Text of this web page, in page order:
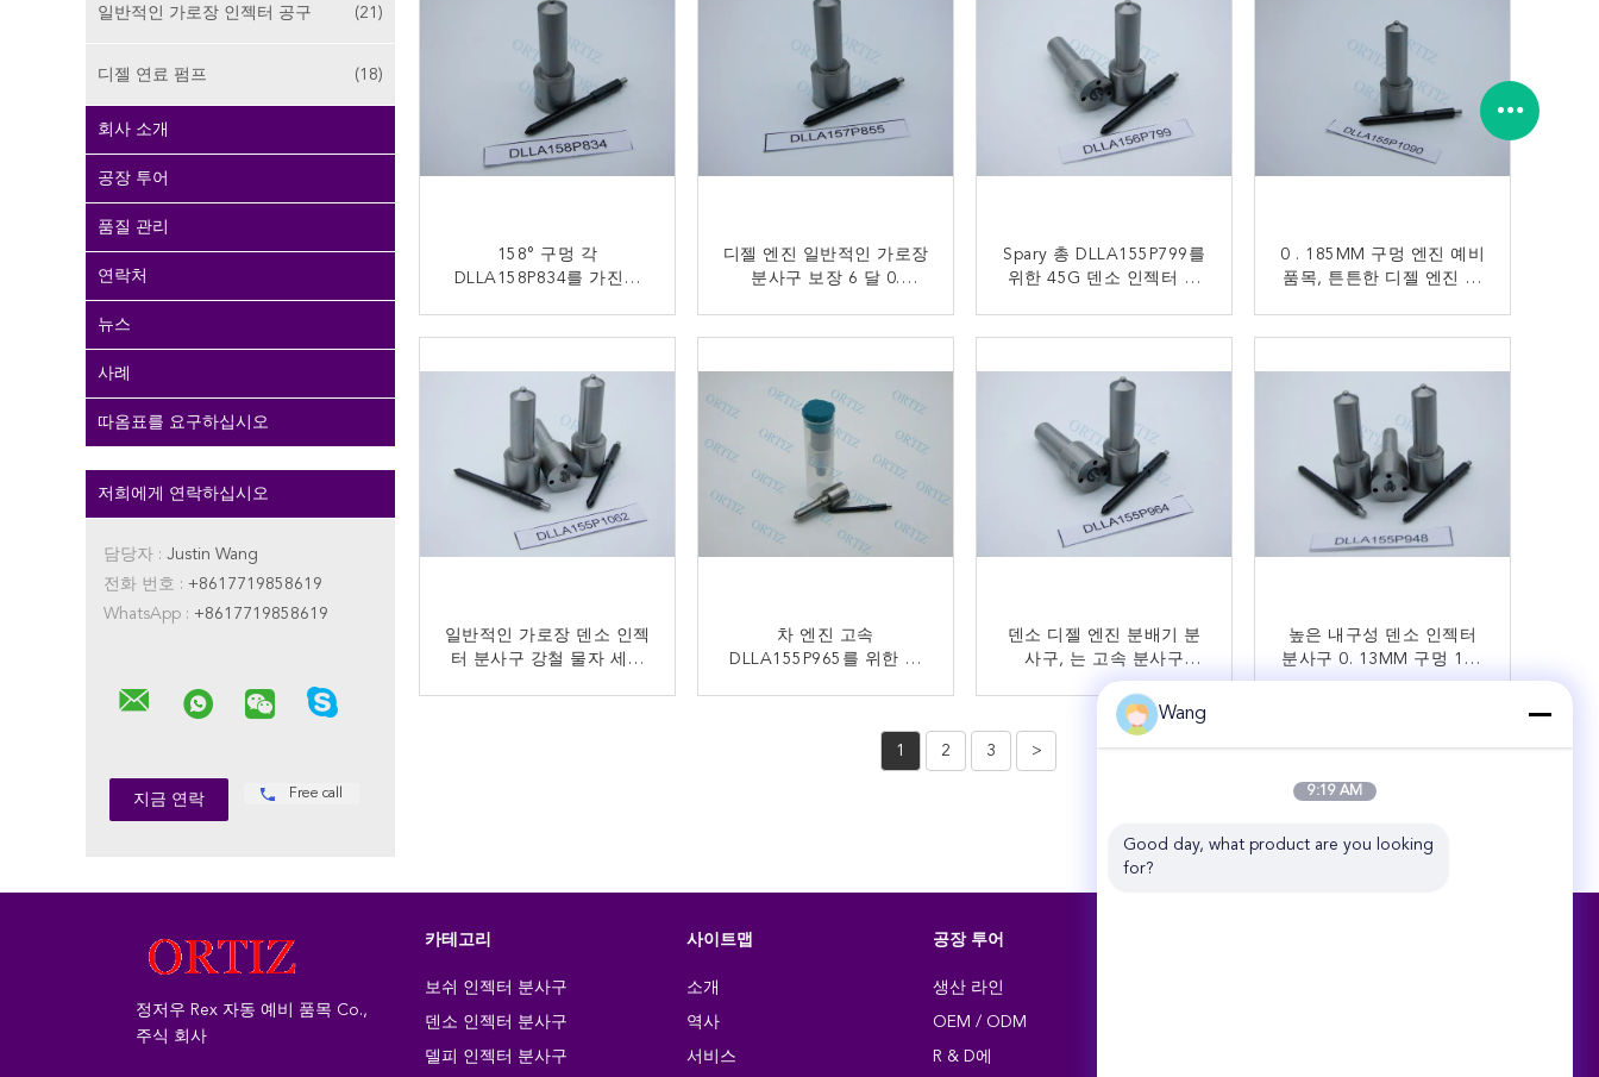
일반적인 가로장 인젝터 공구 (21)
디젤 연료 펌프 (18)
회사 소개
공장 투어
품질 관리
연락처
뉴스
사례
따옴표를 요구하십시오
저희에게 연락하십시오
담당자 : Justin Wang
전화 번호 : +8617719858619
WhatsApp : +8617719858619
Free call
158° 구멍 각
DLLA158P834를 가진은
지금 연락
디젤 엔진 일반적인 가로장
분사구 보장 6 달 0.
지금 연락
Spary 총 DLLA155P799를
위한 45G 덴소 인젝터 분
지금 연락
0 . 185MM 구멍 엔진 예비
품목, 튼튼한 디젤 엔진 인
지금 연락
일반적인 가로장 덴소 인젝
터 분사구 강철 물자 세륨
차 엔진 고속
DLLA155P965를 위한 경
덴소 디젤 엔진 분배기 분
사구, 는 고속 분사구
DLLA155P964
지금 연락
높은 내구성 덴소 인젝터
분사구 0. 13MM 구멍 155
도 각 DLLA155P948
1 2 3 >
정저우 Rex 자동 예비 품목 Co.,
주식 회사
카테고리
보쉬 인젝터 분사구
덴소 인젝터 분사구
델피 인젝터 분사구
사이트맵
소개
역사
서비스
공장 투어
생산 라인
OEM / ODM
R & D에
Wang
9:19 AM
Good day, what product are you looking
for?